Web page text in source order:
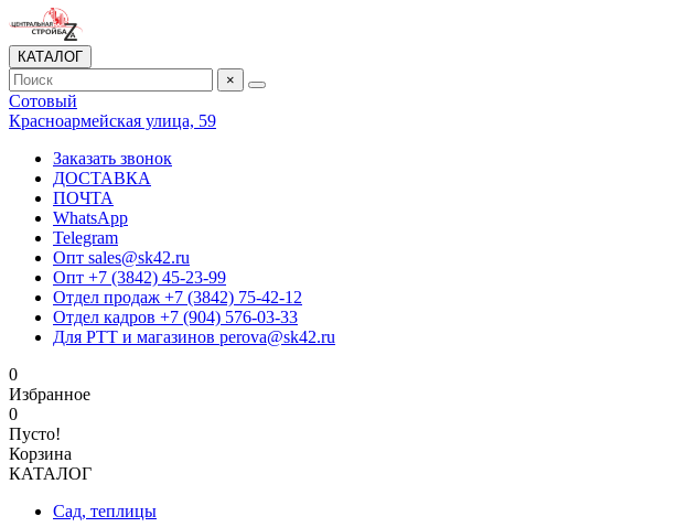
КАТАЛОГ
×
Сотовый
Красноармейская улица, 59
Заказать звонок
ДОСТАВКА
ПОЧТА
WhatsApp
Telegram
Опт sales@sk42.ru
Опт +7 (3842) 45-23-99
Отдел продаж +7 (3842) 75-42-12
Отдел кадров +7 (904) 576-03-33
Для РТТ и магазинов perova@sk42.ru
0
Избранное
0
Пусто!
Корзина
КАТАЛОГ
Сад, теплицы